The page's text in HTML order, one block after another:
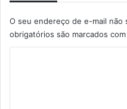
O seu endereço de e-mail não
obrigatórios são marcados com